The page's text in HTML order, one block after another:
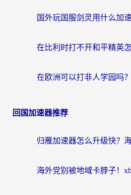
回国加速器推荐